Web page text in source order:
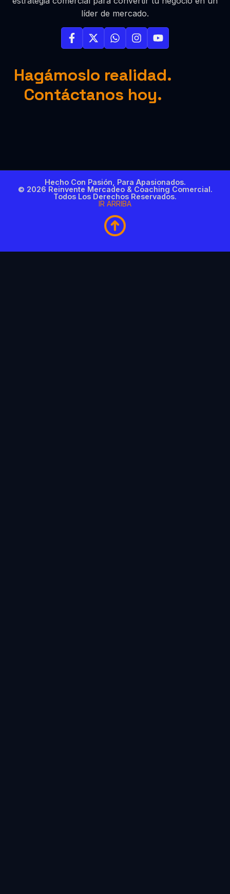
líder de mercado.
Hagámoslo realidad.
Contáctanos hoy.
Hecho Con Pasión, Para Apasionados.
© 2026 Reinvente Mercadeo & Coaching Comercial.
Todos Los Derechos Reservados.
IR ARRIBA